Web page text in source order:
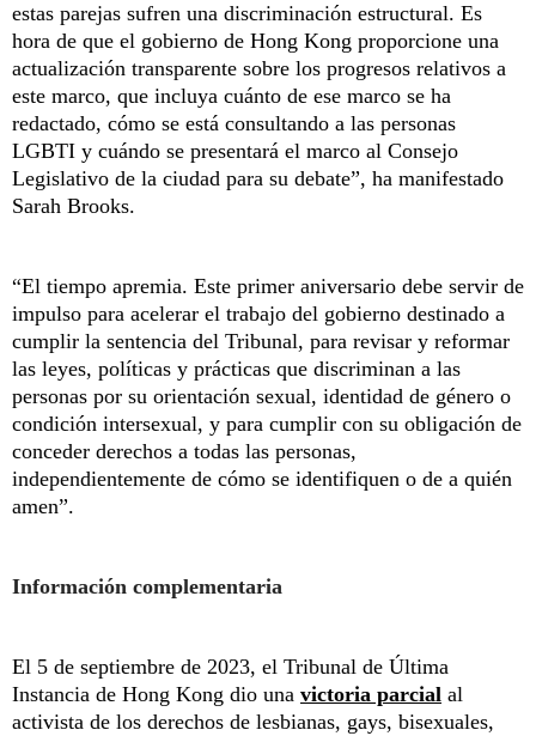
estas parejas sufren una discriminación estructural. Es
hora de que el gobierno de Hong Kong proporcione una
actualización transparente sobre los progresos relativos a
este marco, que incluya cuánto de ese marco se ha
redactado, cómo se está consultando a las personas
LGBTI y cuándo se presentará el marco al Consejo
Legislativo de la ciudad para su debate”, ha manifestado
Sarah Brooks.
“El tiempo apremia. Este primer aniversario debe servir de
impulso para acelerar el trabajo del gobierno destinado a
cumplir la sentencia del Tribunal, para revisar y reformar
las leyes, políticas y prácticas que discriminan a las
personas por su orientación sexual, identidad de género o
condición intersexual, y para cumplir con su obligación de
conceder derechos a todas las personas,
independientemente de cómo se identifiquen o de a quién
amen”.
Información complementaria
El 5 de septiembre de 2023, el Tribunal de Última
Instancia de Hong Kong dio una victoria parcial al
activista de los derechos de lesbianas, gays, bisexuales,